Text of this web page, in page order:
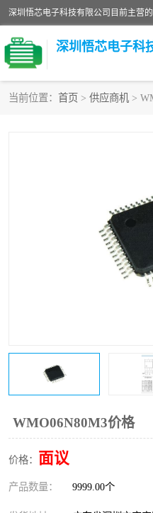
深圳悟芯电子科
当前位置： 首页 > 供应商机 >
WMO06N80M3价格
价格： 面议
产品数量： 9999.00个
FT61F022
FT61F021